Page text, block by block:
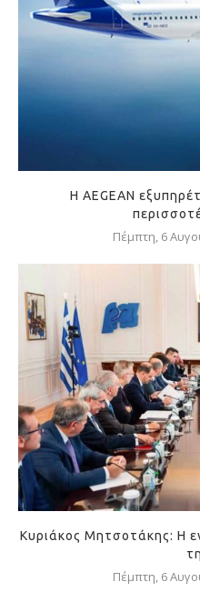
Η AEGEAN
Πέμπτη, 6
Κυριάκος Μητσοτάκης: Η
Πέμπτη, 6